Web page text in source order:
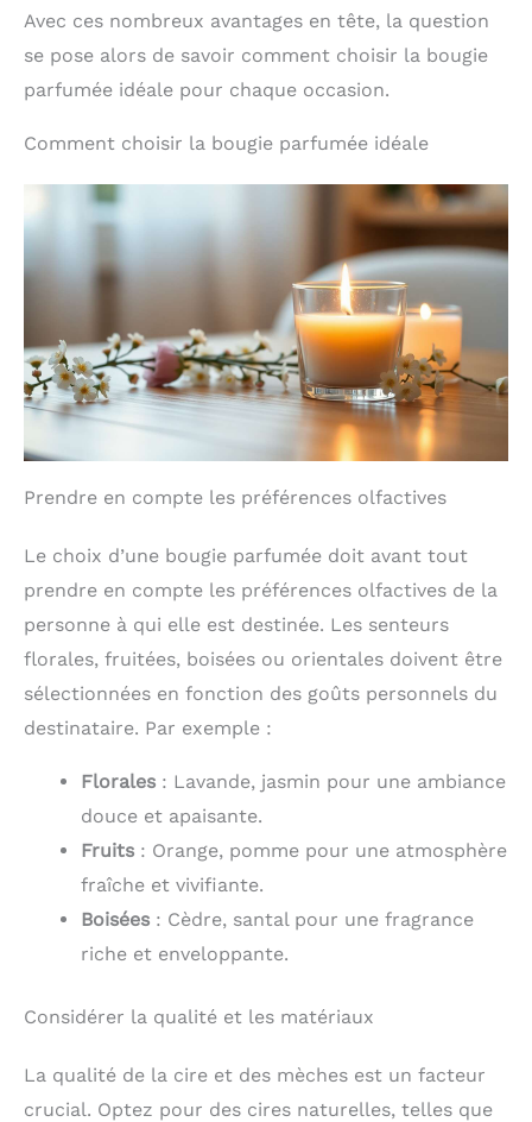
Avec ces nombreux avantages en tête, la question
se pose alors de savoir comment choisir la bougie
parfumée idéale pour chaque occasion.
Comment choisir la bougie parfumée idéale
Prendre en compte les préférences olfactives
Le choix d’une bougie parfumée doit avant tout
prendre en compte les préférences olfactives de la
personne à qui elle est destinée. Les senteurs
florales, fruitées, boisées ou orientales doivent être
sélectionnées en fonction des goûts personnels du
destinataire. Par exemple :
Florales : Lavande, jasmin pour une ambiance
douce et apaisante.
Fruits : Orange, pomme pour une atmosphère
fraîche et vivifiante.
Boisées : Cèdre, santal pour une fragrance
riche et enveloppante.
Considérer la qualité et les matériaux
La qualité de la cire et des mèches est un facteur
crucial. Optez pour des cires naturelles, telles que